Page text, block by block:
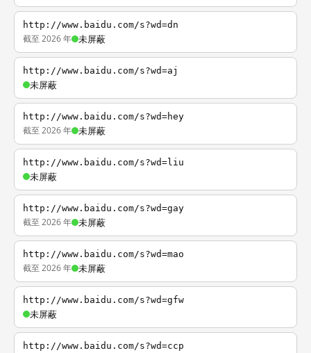
http://www.baidu.com/s?wd=dn
截至 2026 年 未屏蔽
http://www.baidu.com/s?wd=aj
未屏蔽
http://www.baidu.com/s?wd=hey
截至 2026 年 未屏蔽
http://www.baidu.com/s?wd=liu
未屏蔽
http://www.baidu.com/s?wd=gay
截至 2026 年 未屏蔽
http://www.baidu.com/s?wd=mao
截至 2026 年 未屏蔽
http://www.baidu.com/s?wd=gfw
未屏蔽
http://www.baidu.com/s?wd=ccp